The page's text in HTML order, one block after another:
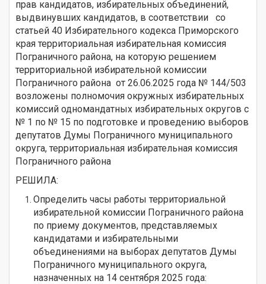
прав кандидатов, избирательных объединений,
выдвинувших кандидатов, в соответствии со
статьей 40 Избирательного кодекса Приморского
края территориальная избирательная комиссия
Пограничного района, на которую решением
территориальной избирательной комиссии
Пограничного района от 26.06.2025 года № 144/503
возложены полномочия окружных избирательных
комиссий одномандатных избирательных округов с
№ 1 по № 15 по подготовке и проведению выборов
депутатов Думы Пограничного муниципального
округа, территориальная избирательная комиссия
Пограничного района
РЕШИЛА:
Определить часы работы территориальной
избирательной комиссии Пограничного района
по приему документов, представляемых
кандидатами и избирательными
объединениями на выборах депутатов Думы
Пограничного муниципального округа,
назначенных на 14 сентября 2025 года: